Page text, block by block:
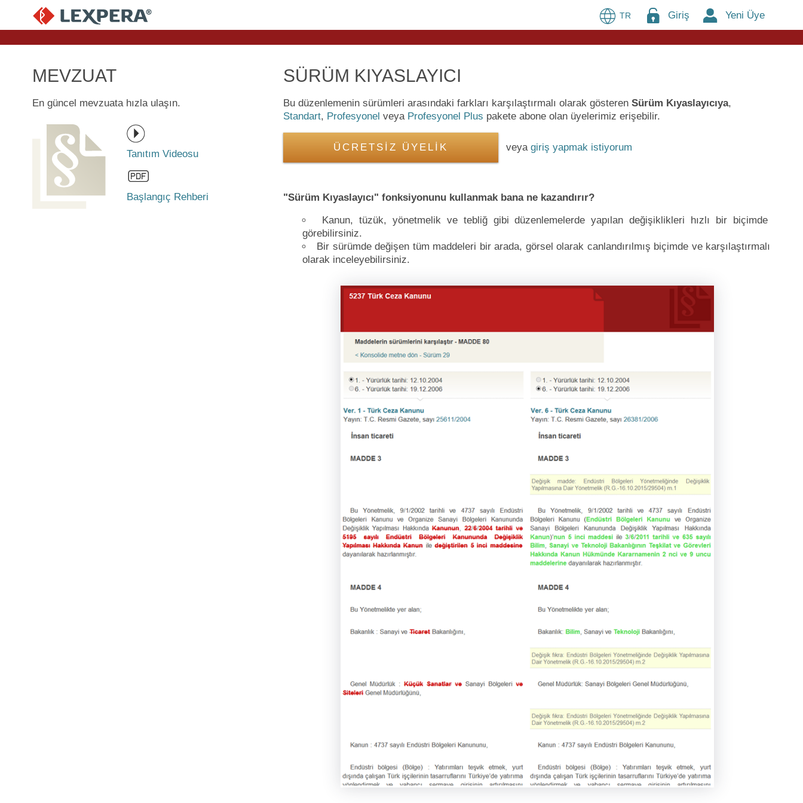
TR Giriş Yeni Üye
MEVZUAT
En güncel mevzuata hızla ulaşın.
Tanıtım Videosu
Başlangıç Rehberi
SÜRÜM KIYASLAYICI
Bu düzenlemenin sürümleri arasındaki farkları karşılaştırmalı olarak gösteren Sürüm Kıyaslayıcıya,
Standart, Profesyonel veya Profesyonel Plus pakete abone olan üyelerimiz erişebilir.
ÜCRETSİZ ÜYELİK veya giriş yapmak istiyorum
"Sürüm Kıyaslayıcı" fonksiyonunu kullanmak bana ne kazandırır?
Kanun, tüzük, yönetmelik ve tebliğ gibi düzenlemelerde yapılan değişiklikleri hızlı bir biçimde
görebilirsiniz.
Bir sürümde değişen tüm maddeleri bir arada, görsel olarak canlandırılmış biçimde ve karşılaştırmalı
olarak inceleyebilirsiniz.